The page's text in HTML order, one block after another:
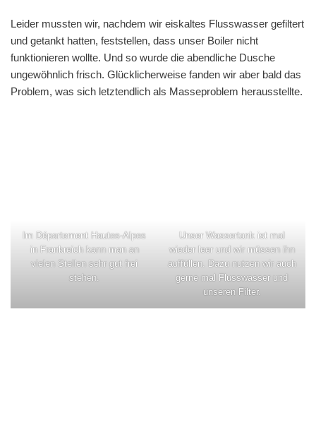
Leider mussten wir, nachdem wir eiskaltes Flusswasser gefiltert
und getankt hatten, feststellen, dass unser Boiler nicht
funktionieren wollte. Und so wurde die abendliche Dusche
ungewöhnlich frisch. Glücklicherweise fanden wir aber bald das
Problem, was sich letztendlich als Masseproblem herausstellte.
Im Département Hautes-Alpes
in Frankreich kann man an
vielen Stellen sehr gut frei
stehen.
Unser Wassertank ist mal
wieder leer und wir müssen ihn
auffüllen. Dazu nutzen wir auch
gerne mal Flusswasser und
unseren Filter.